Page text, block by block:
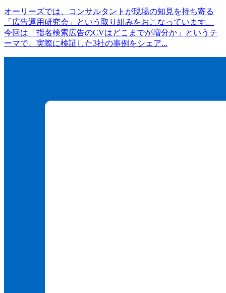
オーリーズでは、コンサルタントが現場の知見を持ち寄る
「広告運用研究会」という取り組みをおこなっています。
今回は「指名検索広告のCVはどこまでが増分か」というテ
ーマで、実際に検証した3社の事例をシェア...